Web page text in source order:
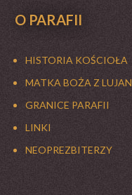
O PARAFII
HISTORIA KOŚCIOŁA
MATKA BOŻA Z LUJAN
GRANICE PARAFII
LINKI
NEOPREZBITERZY